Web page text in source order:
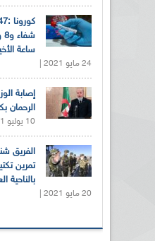
ساعة
24 مايو 2021 |
إصابة
الرحمان
10 يوليو 2021 |
الفريق
تمرين
بالناحية
20 مايو 2021 |